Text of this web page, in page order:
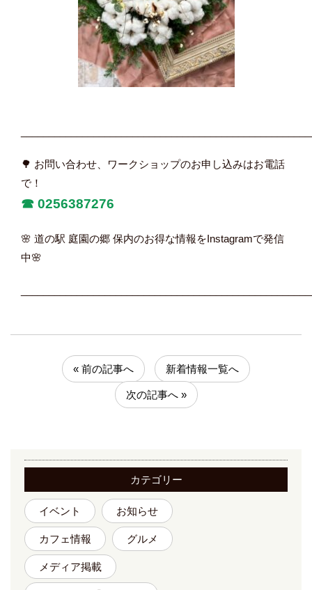
🌳 お問い合わせ、ワークショップのお申し込みはお電話
で！
☎︎ 0256387276
🌸 道の駅 庭園の郷 保内のお得な情報をInstagramで発信
中🌸
« 前の記事へ 新着情報一覧へ
次の記事へ »
カテゴリー
イベント お知らせ
カフェ情報 グルメ
メディア掲載